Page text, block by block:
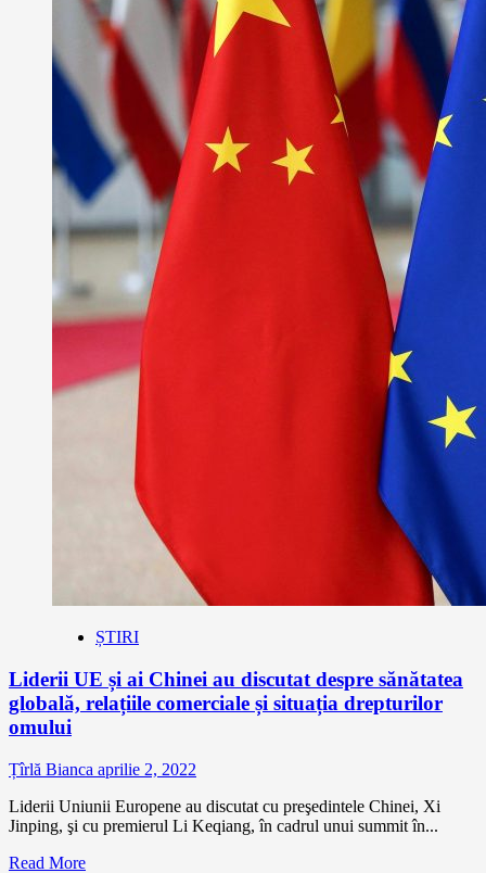
ȘTIRI
Liderii UE și ai Chinei au discutat despre sănătatea
globală, relațiile comerciale și situația drepturilor
omului
Țîrlă Bianca aprilie 2, 2022
Liderii Uniunii Europene au discutat cu preşedintele Chinei, Xi
Jinping, şi cu premierul Li Keqiang, în cadrul unui summit în...
Read More